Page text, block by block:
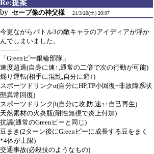
Re:提案
by セーブ像の神父様 21/3/20(土) 20:07
今更ながらパトル3の敵キャラのアイディアが浮か
んでしまいました。
----------
「Greenピー銀輪部隊」
速度超過(自身に速↑,通常の二倍で次の行動が可能)
煽り運転(相手に混乱,自分に避↑)
スポーツドリンクα(自分にHP,TP小回復+非故障系状
態異常回復)
スポーツドリンクβ(自分に攻,防,速↑+自己再生)
天然素材の火炎瓶(耐性無視で炎上付加)
抗議(通常のGreenピーと同じ)
豆まき(2ターン後にGreenピーに成長する豆をまく
*4体が上限)
交通事故(必殺技のようなもの)